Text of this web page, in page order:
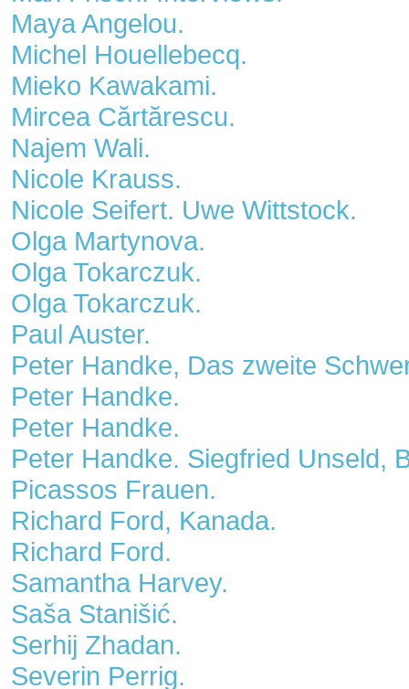
Maya Angelou.
Michel Houellebecq.
Mieko Kawakami.
Mircea Cărtărescu.
Najem Wali.
Nicole Krauss.
Nicole Seifert. Uwe Wittstock.
Olga Martynova.
Olga Tokarczuk.
Olga Tokarczuk.
Paul Auster.
Peter Handke, Das zweite
Peter Handke.
Peter Handke.
Peter Handke. Siegfried Unseld,
Picassos Frauen.
Richard Ford, Kanada.
Richard Ford.
Samantha Harvey.
Saša Stanišić.
Serhij Zhadan.
Severin Perrig.